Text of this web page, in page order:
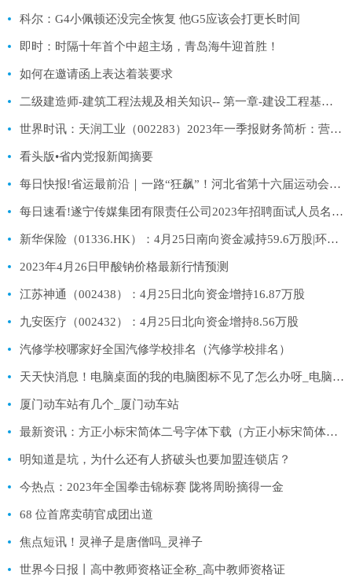
科尔：G4小佩顿还没完全恢复 他G5应该会打更长时间
即时：时隔十年首个中超主场，青岛海牛迎首胜！
如何在邀请函上表达着装要求
二级建造师-建筑工程法规及相关知识-- 第一章-建设工程基本法律知识38|天天聚看点
世界时讯：天润工业（002283）2023年一季报财务简析：营收净利润双双增长，盈利能力上升
看头版•省内党报新闻摘要
每日快报!省运最前沿｜一路“狂飙”！河北省第十六届运动会青少年组公路自行车比赛开赛
每日速看!遂宁传媒集团有限责任公司2023年招聘面试人员名单公告
新华保险（01336.HK）：4月25日南向资金减持59.6万股|环球热讯
2023年4月26日甲酸钠价格最新行情预测
江苏神通（002438）：4月25日北向资金增持16.87万股
九安医疗（002432）：4月25日北向资金增持8.56万股
汽修学校哪家好全国汽修学校排名（汽修学校排名）
天天快消息！电脑桌面的我的电脑图标不见了怎么办呀_电脑桌面的我的电脑图标不见了怎么办
厦门动车站有几个_厦门动车站
最新资讯：方正小标宋简体二号字体下载（方正小标宋简体二号）
明知道是坑，为什么还有人挤破头也要加盟连锁店？
今热点：2023年全国拳击锦标赛 陇将周盼摘得一金
68 位首席卖萌官成团出道
焦点短讯！灵禅子是唐僧吗_灵禅子
世界今日报丨高中教师资格证全称_高中教师资格证